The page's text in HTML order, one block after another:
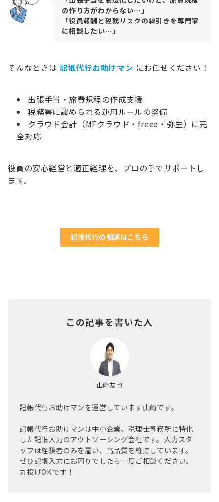
の作り方がわからない…」
「役員報酬と税務リスクの線引きを専門家
に相談したい…」
そんなときは 記帳代行お助けマン にお任せください！
出張手当・旅費規程の作成支援
税務署に認められる運用ルールの整備
クラウド会計（MFクラウド・freee・弥生）に完
全対応
役員の安心経営と適正経理を、プロの手でサポートし
ます。
記帳代行の相談はこちら
この記事を書いた人
山崎友也
記帳代行お助けマンを運営しています山崎です。
記帳代行お助けマンは中小企業、税理士事務所に特化
した記帳入力のアウトソーシング会社です。入力スタ
ッフは経験者のみを雇い、高品質を維持しています。
ぜひ記帳入力にお困りでしたら一度ご相談ください。
丸投げOKです！